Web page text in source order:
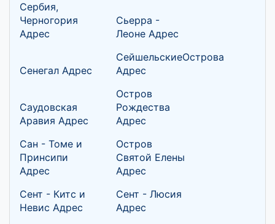
Сербия,
Черногория
Адрес
Сьерра -
Леоне Адрес
Сенегал Адрес
СейшельскиеОстрова
Адрес
Саудовская
Аравия Адрес
Остров
Рождества
Адрес
Сан - Томе и
Принсипи
Адрес
Остров
Святой Елены
Адрес
Сент - Китс и
Невис Адрес
Сент - Люсия
Адрес